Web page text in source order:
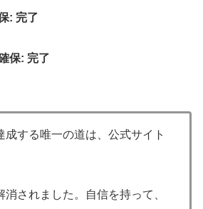
: 完了
保: 完了
成する唯一の道は、公式サイト
されました。自信を持って、